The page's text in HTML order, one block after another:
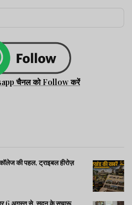
चैनल को Follow करें
की पहल, ट्राइबल हीरोज़